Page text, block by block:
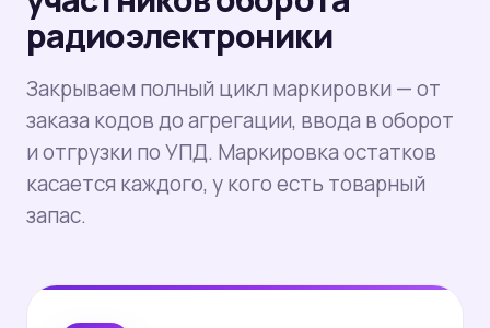
радиоэлектроники
Закрываем полный цикл маркировки — от
заказа кодов до агрегации, ввода в оборот
и отгрузки по УПД. Маркировка остатков
касается каждого, у кого есть товарный
запас.